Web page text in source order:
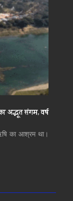
अद्भूत संगम, वर्ष
का आश्रम था।